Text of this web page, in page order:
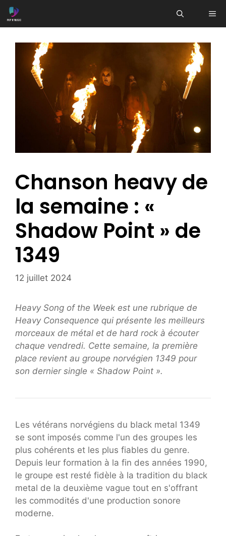
Aller
au
Chanson heavy de
la semaine : «
Shadow Point » de
1349
12 juillet 2024
Heavy Song of the Week est une rubrique de
Heavy Consequence qui présente les meilleurs
morceaux de métal et de hard rock à écouter
chaque vendredi. Cette semaine, la première
place revient au groupe norvégien 1349 pour
son dernier single « Shadow Point ».
Les vétérans norvégiens du black metal 1349
se sont imposés comme l'un des groupes les
plus cohérents et les plus fiables du genre.
Depuis leur formation à la fin des années 1990,
le groupe est resté fidèle à la tradition du black
metal de la deuxième vague tout en s'offrant
les commodités d'une production sonore
moderne.